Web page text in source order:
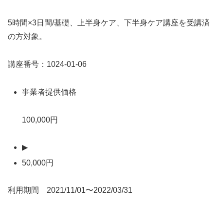
5時間×3日間/基礎、上半身ケア、下半身ケア講座を受講済
の方対象。
講座番号：1024-01-06
事業者提供価格
100,000円
▶
50,000円
利用期間 2021/11/01〜2022/03/31